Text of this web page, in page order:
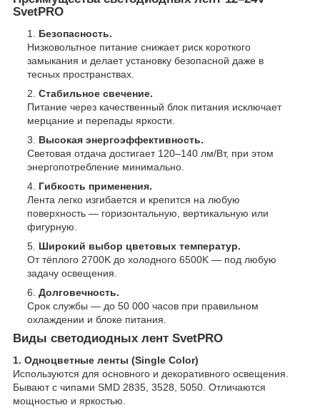
SvetPRO
Безопасность.
Низковольтное питание снижает риск короткого
замыкания и делает установку безопасной даже в
тесных пространствах.
Стабильное свечение.
Питание через качественный блок питания исключает
мерцание и перепады яркости.
Высокая энергоэффективность.
Световая отдача достигает 120–140 лм/Вт, при этом
энергопотребление минимально.
Гибкость применения.
Лента легко изгибается и крепится на любую
поверхность — горизонтальную, вертикальную или
фигурную.
Широкий выбор цветовых температур.
От тёплого 2700K до холодного 6500K — под любую
задачу освещения.
Долговечность.
Срок службы — до 50 000 часов при правильном
охлаждении и блоке питания.
Виды светодиодных лент SvetPRO
1. Одноцветные ленты (Single Color)
Используются для основного и декоративного освещения.
Бывают с чипами SMD 2835, 3528, 5050. Отличаются
мощностью и яркостью.